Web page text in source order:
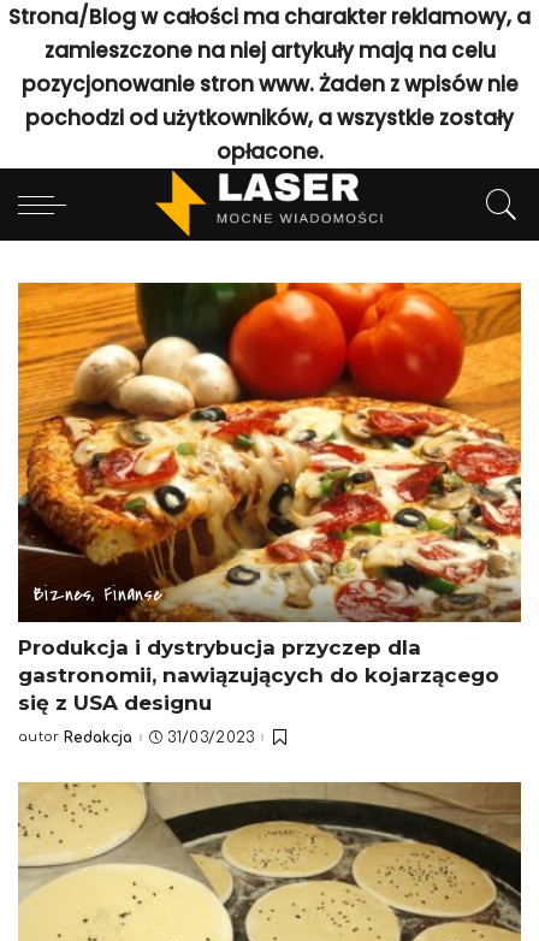
Strona/Blog w całości ma charakter reklamowy, a
zamieszczone na niej artykuły mają na celu
pozycjonowanie stron www. Żaden z wpisów nie
pochodzi od użytkowników, a wszystkie zostały
opłacone.
Biznes, Finanse
Produkcja i dystrybucja przyczep dla
gastronomii, nawiązujących do kojarzącego
się z USA designu
Posted
autor Redakcja 31/03/2023